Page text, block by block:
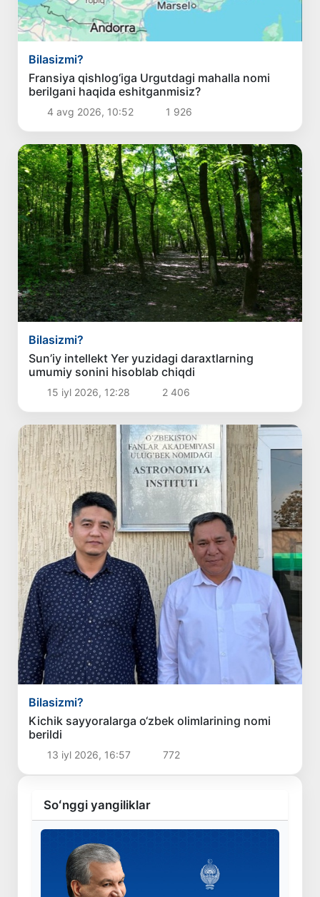
Bilasizmi?
Fransiya qishlog‘iga Urgutdagi mahalla nomi
berilgani haqida eshitganmisiz?
4 avg 2026, 10:52 1 926
Bilasizmi?
Sun’iy intellekt Yer yuzidagi daraxtlarning
umumiy sonini hisoblab chiqdi
15 iyl 2026, 12:28 2 406
Bilasizmi?
Kichik sayyoralarga o‘zbek olimlarining nomi
berildi
13 iyl 2026, 16:57 772
Soʻnggi yangiliklar